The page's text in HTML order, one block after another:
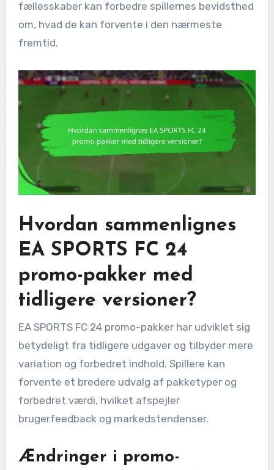
fællesskaber kan forbedre spillernes bevidsthed
om, hvad de kan forvente i den nærmeste
fremtid.
Hvordan sammenlignes
EA SPORTS FC 24
promo-pakker med
tidligere versioner?
EA SPORTS FC 24 promo-pakker har udviklet sig
betydeligt fra tidligere udgaver og tilbyder mere
variation og forbedret indhold. Spillere kan
forvente et bredere udvalg af pakketyper og
forbedret værdi, hvilket afspejler
brugerfeedback og markedstendenser.
Ændringer i promo-